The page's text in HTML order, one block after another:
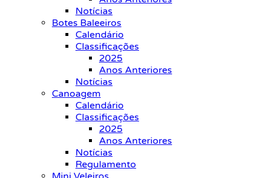
Notícias
Botes Baleeiros
Calendário
Classificações
2025
Anos Anteriores
Notícias
Canoagem
Calendário
Classificações
2025
Anos Anteriores
Notícias
Regulamento